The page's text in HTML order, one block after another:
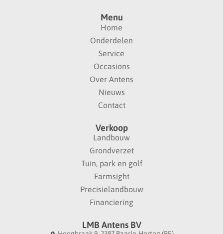
Menu
Home
Onderdelen
Service
Occasions
Over Antens
Nieuws
Contact
Verkoop
Landbouw
Grondverzet
Tuin, park en golf
Farmsight
Precisielandbouw
Financiering
LMB Antens BV